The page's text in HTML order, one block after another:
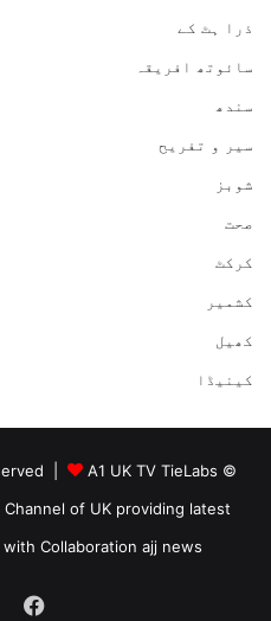
ذرا ہٹ کے
سائوتھ افریقہ
سندھ
سیر و تفریح
شوبز
صحت
کرکٹ
کشمیر
کھیل
کینیڈا
© Copyright 2026, All Rights Reserved |
A1 UK TV TieLabs
of UK providing latest
Collaboration ajj news.